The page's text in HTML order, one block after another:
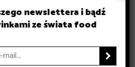
newslettera i bądź
ze świata food
